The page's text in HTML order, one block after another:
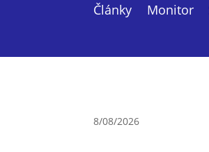
Články Monitor
8/08/2026